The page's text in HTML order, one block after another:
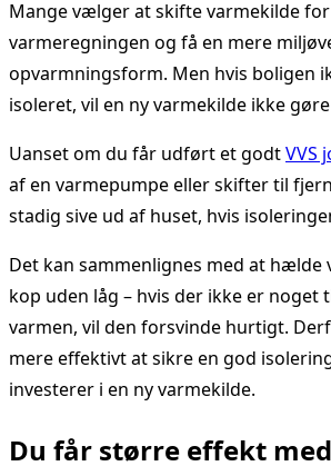
Mange vælger at skifte varmekilde
varmeregningen og få en mere
opvarmningsform. Men hvis boligen
isoleret, vil en ny varmekilde ikke
Uanset om du får udført et godtVVS
af en varmepumpe eller skifter til
stadig sive ud af huset, hvis
Det kan sammenlignes med at hælde
kop uden låg – hvis der ikke er noget
varmen, vil den forsvinde hurtigt.
mere effektivt at sikre en god
investerer i en ny varmekilde.
Du får større effekt